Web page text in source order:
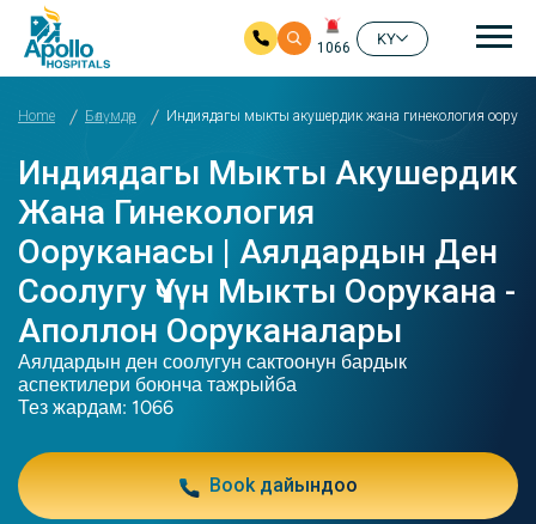
1066
KY
Home Бөлүмдөр Индиядагы мыкты акушердик жана гинекология
Индиядагы Мыкты Акушердик
Жана Гинекология
Ооруканасы | Аялдардын Ден
Соолугу Үчүн Мыкты Оорукана -
Аполлон Ооруканалары
Аялдардын ден соолугун сактоонун бардык
аспектилери боюнча тажрыйба
Тез жардам: 1066
Book дайындоо